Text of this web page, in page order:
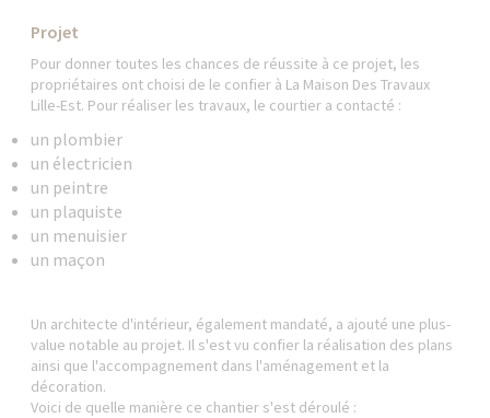
Projet
Pour donner toutes les chances de réussite à ce projet, les
propriétaires ont choisi de le confier à La Maison Des Travaux
Lille-Est. Pour réaliser les travaux, le courtier a contacté :
un plombier
un électricien
un peintre
un plaquiste
un menuisier
un maçon
Un architecte d'intérieur, également mandaté, a ajouté une plus-
value notable au projet. Il s'est vu confier la réalisation des plans
ainsi que l'accompagnement dans l'aménagement et la
décoration.
Voici de quelle manière ce chantier s'est déroulé :